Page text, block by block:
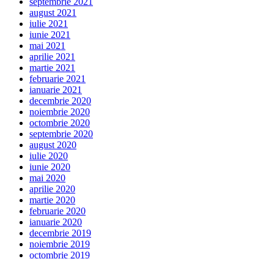
august 2021
iulie 2021
iunie 2021
mai 2021
aprilie 2021
martie 2021
februarie 2021
ianuarie 2021
decembrie 2020
noiembrie 2020
octombrie 2020
septembrie 2020
august 2020
iulie 2020
iunie 2020
mai 2020
aprilie 2020
martie 2020
februarie 2020
ianuarie 2020
decembrie 2019
noiembrie 2019
octombrie 2019